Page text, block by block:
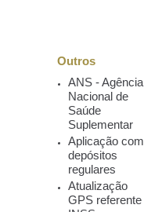
Outros
ANS - Agência
Nacional de
Saúde
Suplementar
Aplicação com
depósitos
regulares
Atualização
GPS referente